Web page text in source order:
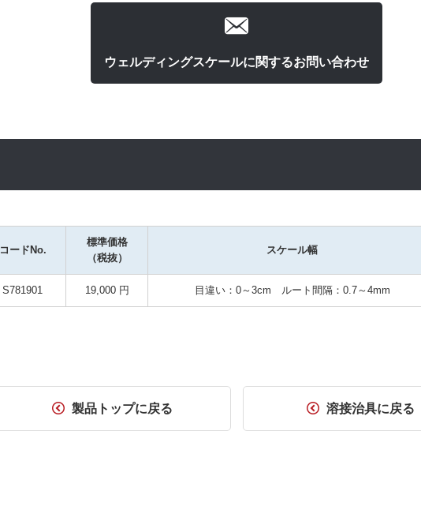
ウェルディングスケールに関するお問い合わせ
コードNo.
標準価格
（税抜）
スケール幅
S781901 19,000 円 目違い：0～3cm　ルート間隔：0.7～4mm
製品トップに戻る 溶接治具に戻る